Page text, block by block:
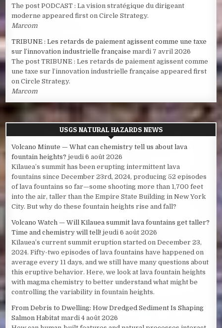
The post PODCAST : La vision stratégique du dirigeant
moderne appeared first on Circle Strategy.
Marcom
TRIBUNE : Les retards de paiement agissent comme une taxe
sur l’innovation industrielle française mardi 7 avril 2026
The post TRIBUNE : Les retards de paiement agissent comme
une taxe sur l’innovation industrielle française appeared first
on Circle Strategy.
Marcom
USGS NATURAL HAZARDS NEWS
Volcano Minute — What can chemistry tell us about lava
fountain heights? jeudi 6 août 2026
Kīlauea’s summit has been erupting intermittent lava
fountains since December 23rd, 2024, producing 52 episodes
of lava fountains so far—some shooting more than 1,700 feet
into the air, taller than the Empire State Building in New York
City. But why do these fountain heights rise and fall?
Volcano Watch — Will Kīlauea summit lava fountains get taller?
Time and chemistry will tell! jeudi 6 août 2026
Kīlauea’s current summit eruption started on December 23,
2024. Fifty-two episodes of lava fountains have happened on
average every 11 days, and we still have many questions about
this eruptive behavior. Here, we look at lava fountain heights
with magma chemistry to better understand what might be
controlling the variability in fountain heights.
From Debris to Dwelling: How Dredged Sediment Is Shaping
Salmon Habitat mardi 4 août 2026